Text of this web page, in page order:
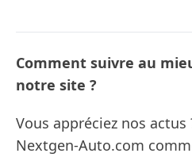
Comment suivre au
notre site ?
Vous appréciez nos
Nextgen-Auto.com